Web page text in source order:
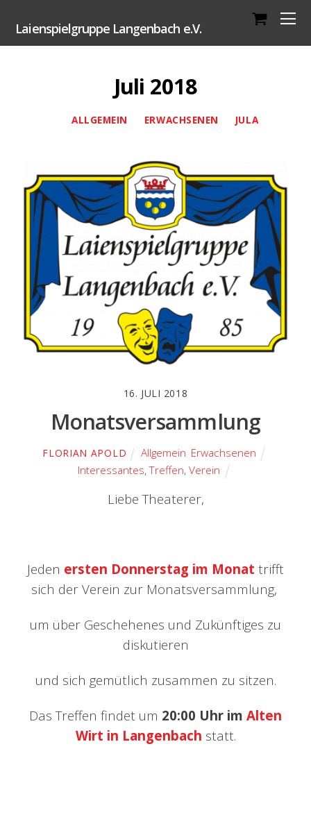
Laienspielgruppe Langenbach e.V.
Juli 2018
ALLGEMEIN ERWACHSENEN JULA
16. JULI 2018
Monatsversammlung
FLORIAN APOLD Allgemein Erwachsenen
Interessantes,Treffen,Verein
Liebe Theaterer,
Jeden ersten Donnerstag im Monat trifft
sich der Verein zur Monatsversammlung,
um über Geschehenes und Zukünftiges zu
diskutieren
und sich gemütlich zusammen zu sitzen.
Das Treffen findet um 20:00 Uhr im Alten
Wirt in Langenbach statt.